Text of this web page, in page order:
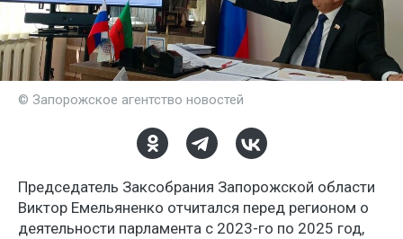
© Запорожское агентство новостей
Председатель Заксобрания Запорожской области
Виктор Емельяненко отчитался перед регионом о
деятельности парламента с 2023-го по 2025 год,